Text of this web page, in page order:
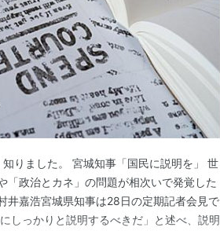
りました。 宮城知事「国民に説明を」 世
政治とカネ」の問題が相次いで発覚した
井嘉浩宮城県知事は28日の定期記者会見で
しっかりと説明するべきだ」と述べ、説明